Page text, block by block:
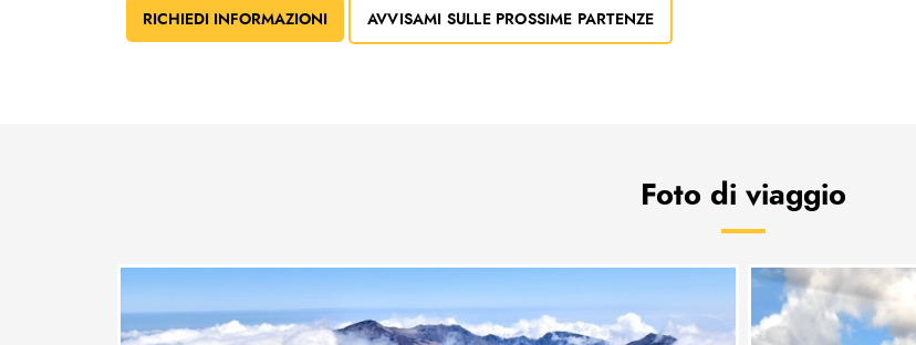
RICHIEDI INFORMAZIONI AVVISAMI SULLE PROSSIME PARTENZE
Foto di viaggio